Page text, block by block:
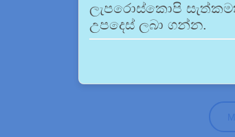
ලැපරොස්කොපි
උපදෙස් ලබා ගන්න.